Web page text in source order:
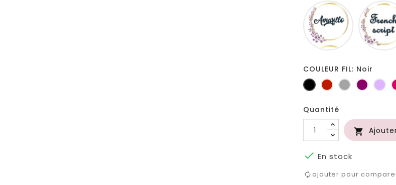
Amarillo
COULEUR FIL: Noir
Noir RougeGris
clair
Prune
Quantité

 En stock
ajouter pour